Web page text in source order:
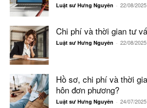
Luật sư Hưng Nguyên - 22/08/2025
Chi phí và thời gian tư
Luật sư Hưng Nguyên - 22/08/2025
Hồ sơ, chi phí và thời
hôn đơn phương?
Luật sư Hưng Nguyên - 24/07/2025